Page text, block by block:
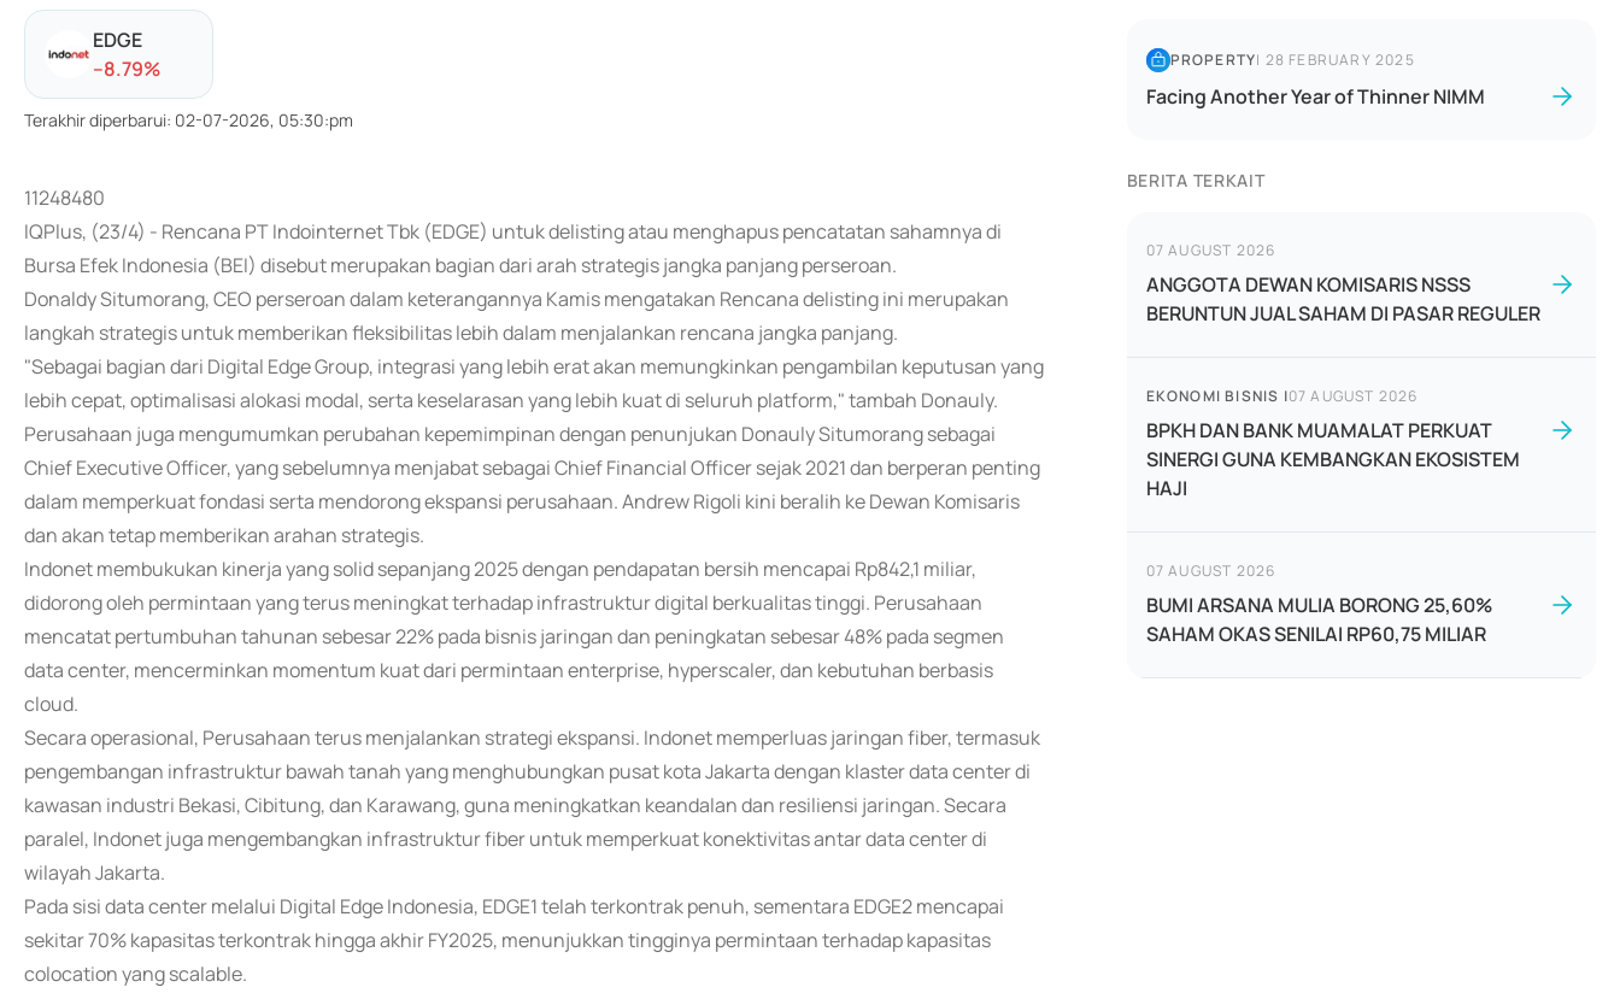
EDGE
--8.79%
Terakhir diperbarui: 02-07-2026, 05:30:pm
11248480
IQPlus, (23/4) - Rencana PT Indointernet Tbk (EDGE) untuk delisting atau menghapus pencatatan sahamnya di
Bursa Efek Indonesia (BEI) disebut merupakan bagian dari arah strategis jangka panjang perseroan.
Donaldy Situmorang, CEO perseroan dalam keterangannya Kamis mengatakan Rencana delisting ini merupakan
langkah strategis untuk memberikan fleksibilitas lebih dalam menjalankan rencana jangka panjang.
"Sebagai bagian dari Digital Edge Group, integrasi yang lebih erat akan memungkinkan pengambilan keputusan yang
lebih cepat, optimalisasi alokasi modal, serta keselarasan yang lebih kuat di seluruh platform," tambah Donauly.
Perusahaan juga mengumumkan perubahan kepemimpinan dengan penunjukan Donauly Situmorang sebagai
Chief Executive Officer, yang sebelumnya menjabat sebagai Chief Financial Officer sejak 2021 dan berperan penting
dalam memperkuat fondasi serta mendorong ekspansi perusahaan. Andrew Rigoli kini beralih ke Dewan Komisaris
dan akan tetap memberikan arahan strategis.
Indonet membukukan kinerja yang solid sepanjang 2025 dengan pendapatan bersih mencapai Rp842,1 miliar,
didorong oleh permintaan yang terus meningkat terhadap infrastruktur digital berkualitas tinggi. Perusahaan
mencatat pertumbuhan tahunan sebesar 22% pada bisnis jaringan dan peningkatan sebesar 48% pada segmen
data center, mencerminkan momentum kuat dari permintaan enterprise, hyperscaler, dan kebutuhan berbasis
cloud.
Secara operasional, Perusahaan terus menjalankan strategi ekspansi. Indonet memperluas jaringan fiber, termasuk
pengembangan infrastruktur bawah tanah yang menghubungkan pusat kota Jakarta dengan klaster data center di
kawasan industri Bekasi, Cibitung, dan Karawang, guna meningkatkan keandalan dan resiliensi jaringan. Secara
paralel, Indonet juga mengembangkan infrastruktur fiber untuk memperkuat konektivitas antar data center di
wilayah Jakarta.
Pada sisi data center melalui Digital Edge Indonesia, EDGE1 telah terkontrak penuh, sementara EDGE2 mencapai
sekitar 70% kapasitas terkontrak hingga akhir FY2025, menunjukkan tingginya permintaan terhadap kapasitas
colocation yang scalable.
PROPERTY| 28 FEBRUARY 2025
Facing Another Year of Thinner NIMM
BERITA TERKAIT
07 AUGUST 2026
ANGGOTA DEWAN KOMISARIS NSSS
BERUNTUN JUAL SAHAM DI PASAR REGULER
EKONOMI BISNIS |07 AUGUST 2026
BPKH DAN BANK MUAMALAT PERKUAT
SINERGI GUNA KEMBANGKAN EKOSISTEM
HAJI
07 AUGUST 2026
BUMI ARSANA MULIA BORONG 25,60%
SAHAM OKAS SENILAI RP60,75 MILIAR